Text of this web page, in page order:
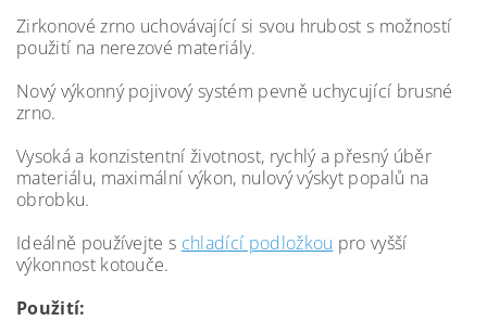
Zirkonové zrno uchovávající si svou hrubost s možností
použití na nerezové materiály.
Nový výkonný pojivový systém pevně uchycující brusné
zrno.
Vysoká a konzistentní životnost, rychlý a přesný úběr
materiálu, maximální výkon, nulový výskyt popalů na
obrobku.
Ideálně používejte s chladící podložkou pro vyšší
výkonnost kotouče.
Použití: